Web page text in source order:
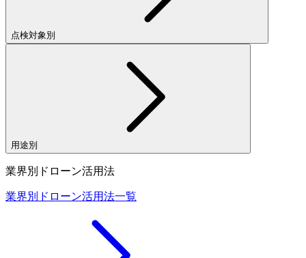
点検対象別
用途別
業界別ドローン活用法
業界別ドローン活用法一覧